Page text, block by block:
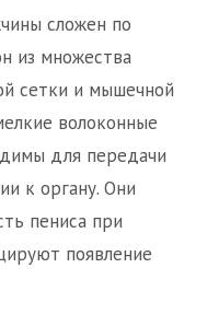
сложен по
из множества
сетки и мышечной
волоконные
для передачи
к органу. Они
пениса при
появление